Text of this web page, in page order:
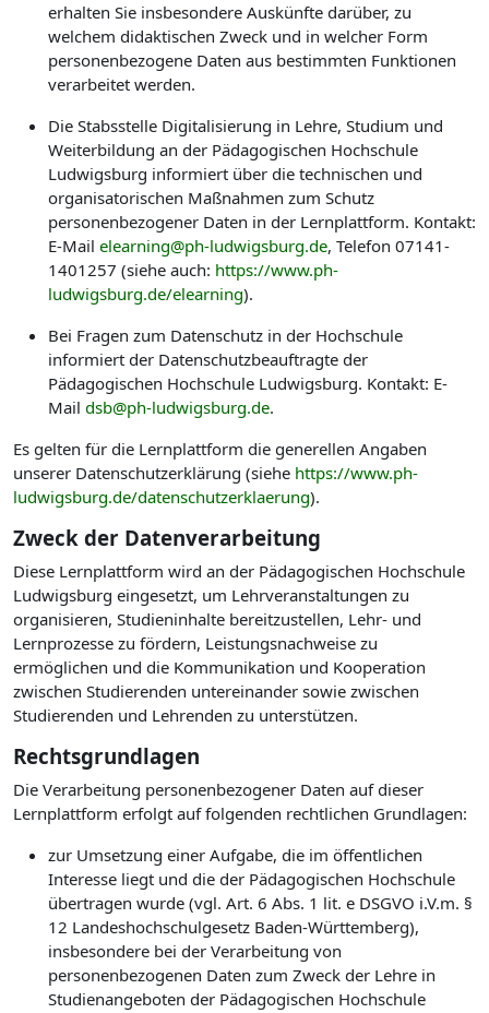
erhalten Sie insbesondere Auskünfte darüber, zu
welchem didaktischen Zweck und in welcher Form
personenbezogene Daten aus bestimmten Funktionen
verarbeitet werden.
Die Stabsstelle Digitalisierung in Lehre, Studium und
Weiterbildung an der Pädagogischen Hochschule
Ludwigsburg informiert über die technischen und
organisatorischen Maßnahmen zum Schutz
personenbezogener Daten in der Lernplattform. Kontakt:
E-Mail elearning@ph-ludwigsburg.de, Telefon 07141-
1401257 (siehe auch: https://www.ph-
ludwigsburg.de/elearning).
Bei Fragen zum Datenschutz in der Hochschule
informiert der Datenschutzbeauftragte der
Pädagogischen Hochschule Ludwigsburg. Kontakt: E-
Mail dsb@ph-ludwigsburg.de.
Es gelten für die Lernplattform die generellen Angaben
unserer Datenschutzerklärung (siehe https://www.ph-
ludwigsburg.de/datenschutzerklaerung).
Zweck der Datenverarbeitung
Diese Lernplattform wird an der Pädagogischen Hochschule
Ludwigsburg eingesetzt, um Lehrveranstaltungen zu
organisieren, Studieninhalte bereitzustellen, Lehr- und
Lernprozesse zu fördern, Leistungsnachweise zu
ermöglichen und die Kommunikation und Kooperation
zwischen Studierenden untereinander sowie zwischen
Studierenden und Lehrenden zu unterstützen.
Rechtsgrundlagen
Die Verarbeitung personenbezogener Daten auf dieser
Lernplattform erfolgt auf folgenden rechtlichen Grundlagen:
zur Umsetzung einer Aufgabe, die im öffentlichen
Interesse liegt und die der Pädagogischen Hochschule
übertragen wurde (vgl. Art. 6 Abs. 1 lit. e DSGVO i.V.m. §
12 Landeshochschulgesetz Baden-Württemberg),
insbesondere bei der Verarbeitung von
personenbezogenen Daten zum Zweck der Lehre in
Studienangeboten der Pädagogischen Hochschule